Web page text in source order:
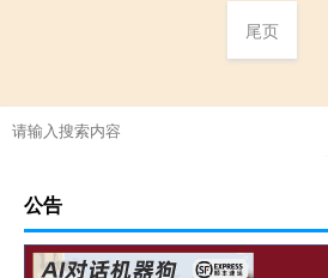
尾页
公告